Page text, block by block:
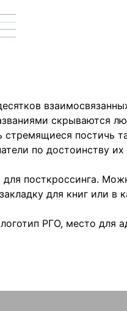
скрываются
стремящиеся постичь
по достоинству их
посткроссинга.
для книг или в
РГО, место для